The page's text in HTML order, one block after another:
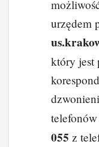
urzędem
który jest
055 z